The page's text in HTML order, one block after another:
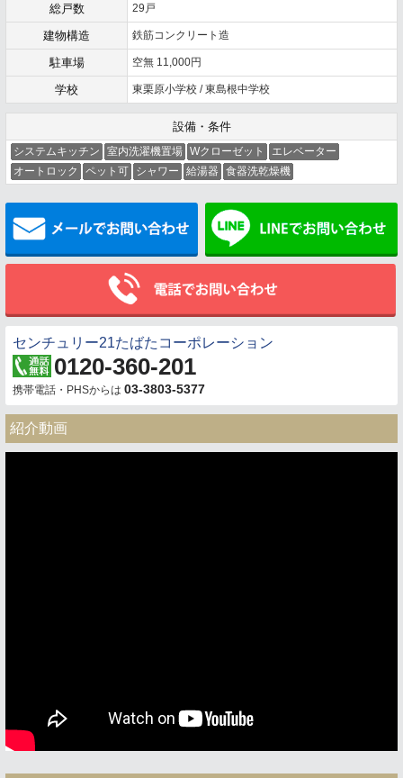
総戸数 29戸
建物構造 鉄筋コンクリート造
駐車場 空無 11,000円
学校 東栗原小学校 / 東島根中学校
設備・条件
システムキッチン 室内洗濯機置場 Wクローゼット
エレベーター
オートロック
ペット可 シャワー 給湯器 食器洗乾燥機
メールでお問い合わせ
センチュリー21たばたコーポレーション
0120-360-201
携帯電話・PHSからは 03-3803-5377
紹介動画